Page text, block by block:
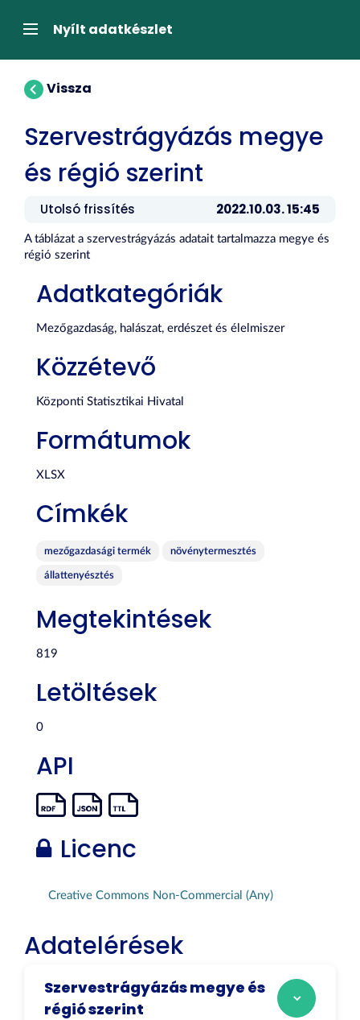
átugrásaNavigációNyílt adatkészlet
Vissza
Szervestrágyázás megye
és régió szerint
Utolsó frissítés 2022.10.03. 15:45
A táblázat a szervestrágyázás adatait tartalmazza megye és
régió szerint
Adatkategóriák
Mezőgazdaság, halászat, erdészet és élelmiszer
Közzétevő
Központi Statisztikai Hivatal
Formátumok
XLSX
Címkék
mezőgazdasági termék növénytermesztés
állattenyésztés
Megtekintések
819
Letöltések
0
API
Licenc
Creative Commons Non-Commercial (Any)
Adatelérések
Szervestrágyázás megye és
régió szerint